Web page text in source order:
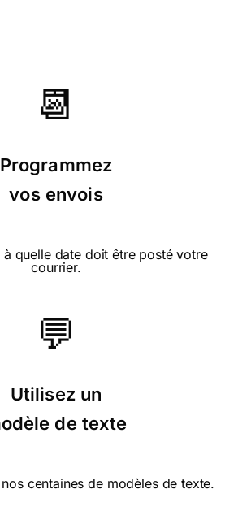
le 27/02/18 : Je l'ai choisis car ma
est une fan inconditionnelle
pour une mamie
le 03/03/16 : Elle est
de ma mamie qui aime
📆
Programmez
vos envois
à quelle date doit être posté votre
courrier.
💬
Utilisez un
de texte
centaines de modèles de texte.